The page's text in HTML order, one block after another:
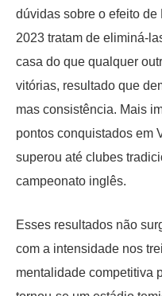
dúvidas sobre o efeito
2023 tratam de eliminá-
casa do que qualquer
vitórias, resultado que
mas consistência. Mais
pontos conquistados em
superou até clubes
campeonato inglês.
Esses resultados não
com a intensidade nos
mentalidade competitiva